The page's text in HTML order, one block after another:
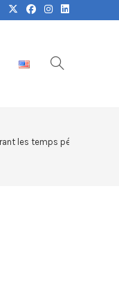
les temps périscolaires